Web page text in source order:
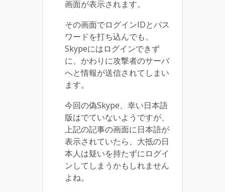
画面が表示されます。
その画面でログインIDとパス
ワードを打ち込んでも、
Skypeにはログインできず
に、かわりに攻撃者のサーバ
へと情報が送信されてしまい
ます。
今回の偽Skype、幸い日本語
版はでていないようですが、
上記の記事の画面に日本語が
表示されていたら、大抵の日
本人は疑いを持たずにログイ
ンしてしまうかもしれません
よね。